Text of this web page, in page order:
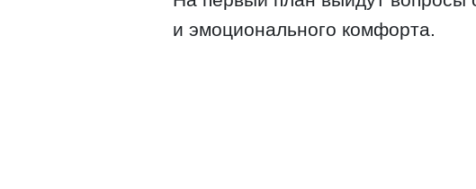
и эмоционального комфорта.